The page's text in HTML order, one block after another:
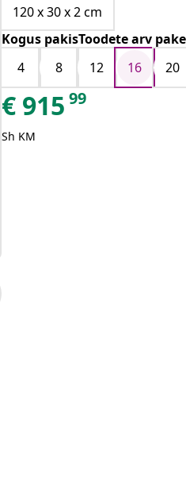
120 x 30 x 2 cm
Kogus pakisToodete arv
4
8 12 16 20
€ 915 99
Sh KM